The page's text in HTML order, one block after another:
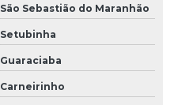
São Sebastião do Maranhão
Setubinha
Guaraciaba
Carneirinho